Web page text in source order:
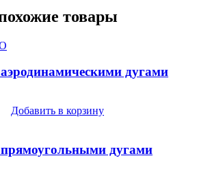
товары
дугами
Добавить в корзину
дугами